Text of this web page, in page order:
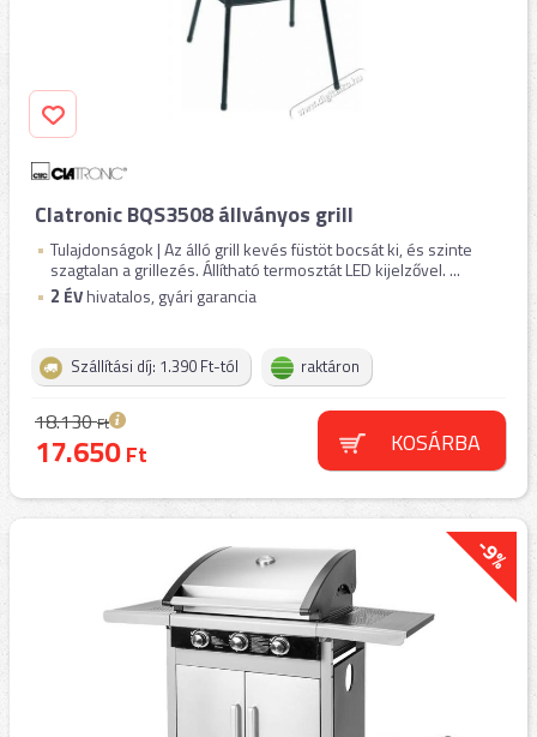
Clatronic BQS3508 állványos grill
Tulajdonságok | Az álló grill kevés füstöt bocsát ki, és szinte
szagtalan a grillezés. Állítható termosztát LED kijelzővel. ...
2 ÉVhivatalos, gyári garancia
Szállítási díj: 1.390 Ft-tól raktáron
18.130Ft
17.650Ft KOSÁRBA
-9%